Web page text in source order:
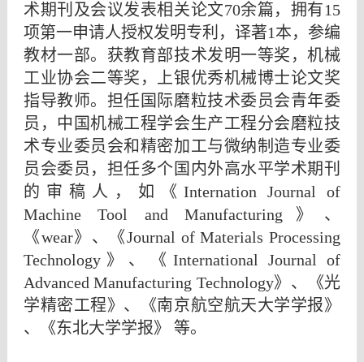
术期刊及会议发表相关论文70余篇，拥有15
项第一申请人授权发明专利，译著1本，参编
教材一部。获教育部技术发明一等奖，机械
工业协会二等奖，上银优秀机械博士论文奖
指导教师。担任国际磨粒技术委员会青年委
员，中国机械工程学会生产工程分会磨粒技
术专业委员会和精密加工与微纳制造专业委
员会委员，担任多个国内外高水平学术期刊
的审稿人，如《 Internation Journal of
Machine Tool and Manufacturing 》、
《wear》、《Journal of Materials Processing
Technology》、《 International Journal of
Advanced Manufacturing Technology》、《光
学精密工程》、《南京航空航天大学学报》
、《东北大学学报》
等。